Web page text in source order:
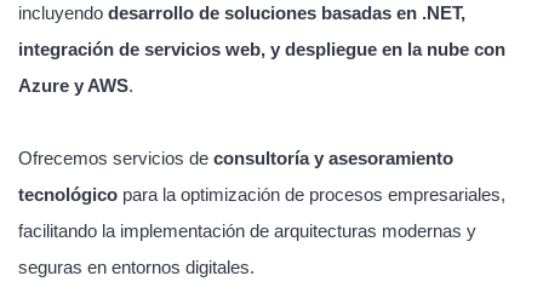
incluyendo desarrollo de soluciones basadas en .NET,
integración de servicios web, y despliegue en la nube con
Azure y AWS.
Ofrecemos servicios de consultoría y asesoramiento
tecnológico para la optimización de procesos empresariales,
facilitando la implementación de arquitecturas modernas y
seguras en entornos digitales.